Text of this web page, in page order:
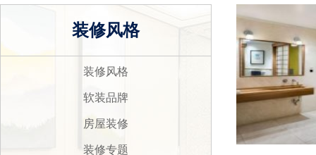
装修风格
装修风格
软装品牌
房屋装修
装修专题